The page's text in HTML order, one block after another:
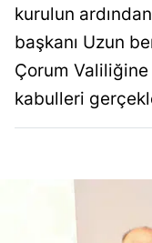
kurulun
başkanı Uzun
Çorum
kabulleri